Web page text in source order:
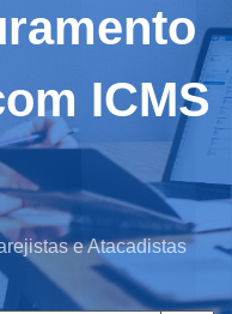
ICMS
e Atacadistas